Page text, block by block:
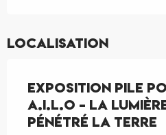
Localisation
Exposition Pile
A.I.L.O - La
pénétré la terre